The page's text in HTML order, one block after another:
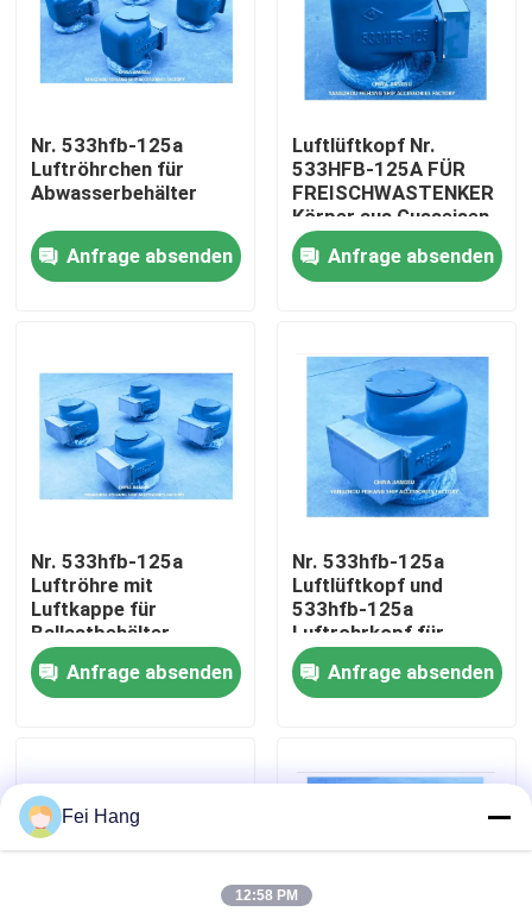
Startseite
Über uns
Fabrik Tour
Kontakt
Referenzen
Marine-Wasserfilter
Marine Sea Water Strainer
Nr. 533hfb-125a
Luftröhrchen für
Abwasserbehälter
Anfrage absenden
Luftlüftkopf Nr.
533HFB-125A FÜR
FREISCHWASTENKER
Körper aus Gusseisen
mit Edelstahlfloater
Anfrage absenden
Nr. 533hfb-125a
Luftröhre mit
Luftkappe für
Ballastbehälter
Anfrage absenden
Nr. 533hfb-125a
Luftlüftkopf und
533hfb-125a
Luftrohrkopf für
Ballastbehälter
Anfrage absenden
Fei Hang
12:58 PM